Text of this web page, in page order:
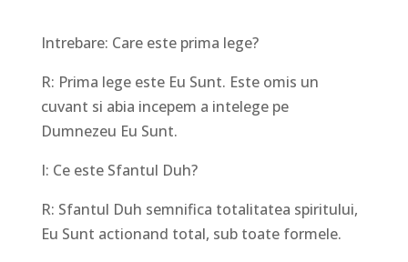
Intrebare: Care este prima lege?
R: Prima lege este Eu Sunt. Este omis un
cuvant si abia incepem a intelege pe
Dumnezeu Eu Sunt.
I: Ce este Sfantul Duh?
R: Sfantul Duh semnifica totalitatea spiritului,
Eu Sunt actionand total, sub toate formele.